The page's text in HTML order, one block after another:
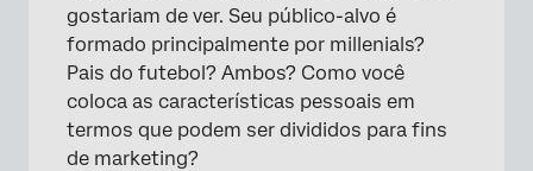
gostariam de ver. Seu público-alvo é
formado principalmente por millenials?
Pais do futebol? Ambos? Como você
coloca as características pessoais em
termos que podem ser divididos para fins
de marketing?